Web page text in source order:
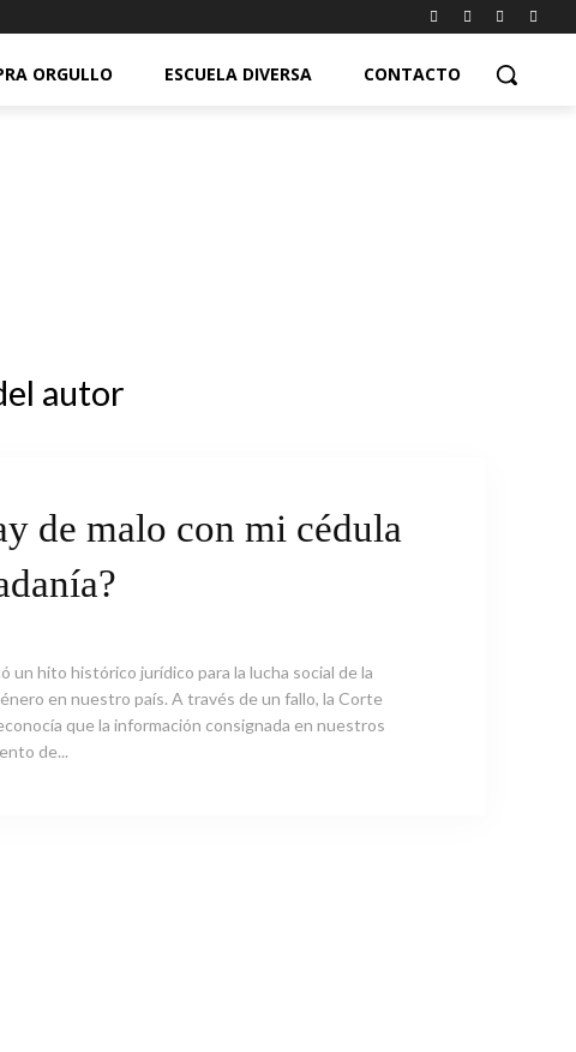
ORGULLO ESCUELA DIVERSA CONTACTO
autor
de malo con mi cédula
un hito histórico jurídico para la lucha social de la
en nuestro país. A través de un fallo, la Corte
que la información consignada en nuestros
de...